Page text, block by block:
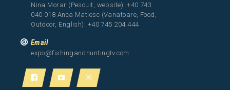
Nina Morar (Pescuit, website): +40 743
040 018 Anca Matiesc (Vanatoare, Food,
Outdoor, English): +40 745 204 444
Email
expo@fishingandhuntingtv.com